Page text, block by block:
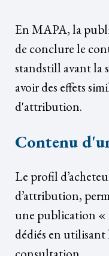
En MAPA, la
de conclure le
standstill avant la
avoir des effets
d'attribution.
Contenu
Le profil
d’attribution,
une publication «
dédiés en utilisant